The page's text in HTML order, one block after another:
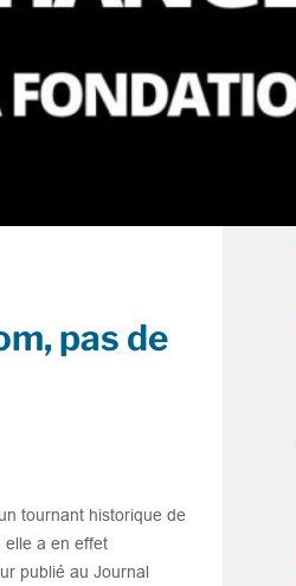
pas de
tournant historique de
elle a en effet
publié au Journal